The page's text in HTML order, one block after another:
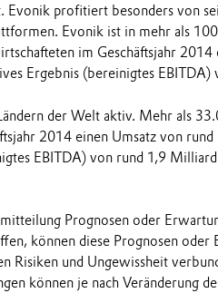
Evonik profitiert besonders von
Evonik ist in mehr als
im Geschäftsjahr 2014
Ergebnis (bereinigtes
der Welt aktiv. Mehr als
2014 einen Umsatz von
EBITDA) von rund 1,9 Milliard
Prognosen oder
können diese Prognosen oder
Risiken und Ungewissheit
können je nach Veränderung